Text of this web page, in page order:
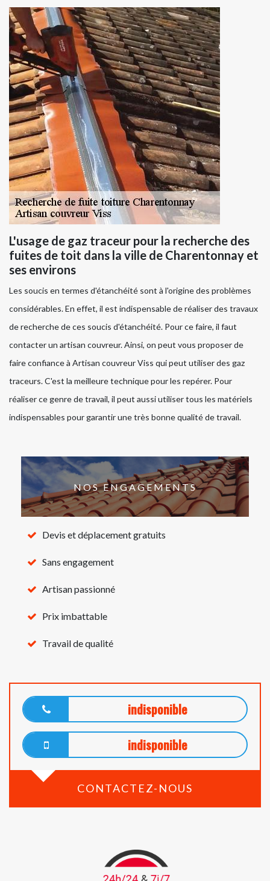
L'usage de gaz traceur pour la recherche des
fuites de toit dans la ville de Charentonnay et
ses environs
Les soucis en termes d'étanchéité sont à l'origine des problèmes
considérables. En effet, il est indispensable de réaliser des travaux
de recherche de ces soucis d'étanchéité. Pour ce faire, il faut
contacter un artisan couvreur. Ainsi, on peut vous proposer de
faire confiance à Artisan couvreur Viss qui peut utiliser des gaz
traceurs. C'est la meilleure technique pour les repérer. Pour
réaliser ce genre de travail, il peut aussi utiliser tous les matériels
indispensables pour garantir une très bonne qualité de travail.
NOS ENGAGEMENTS
Devis et déplacement gratuits
Sans engagement
Artisan passionné
Prix imbattable
Travail de qualité
indisponible
indisponible
CONTACTEZ-NOUS